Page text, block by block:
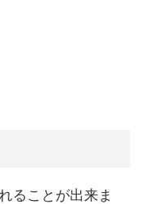
ることが出来ま